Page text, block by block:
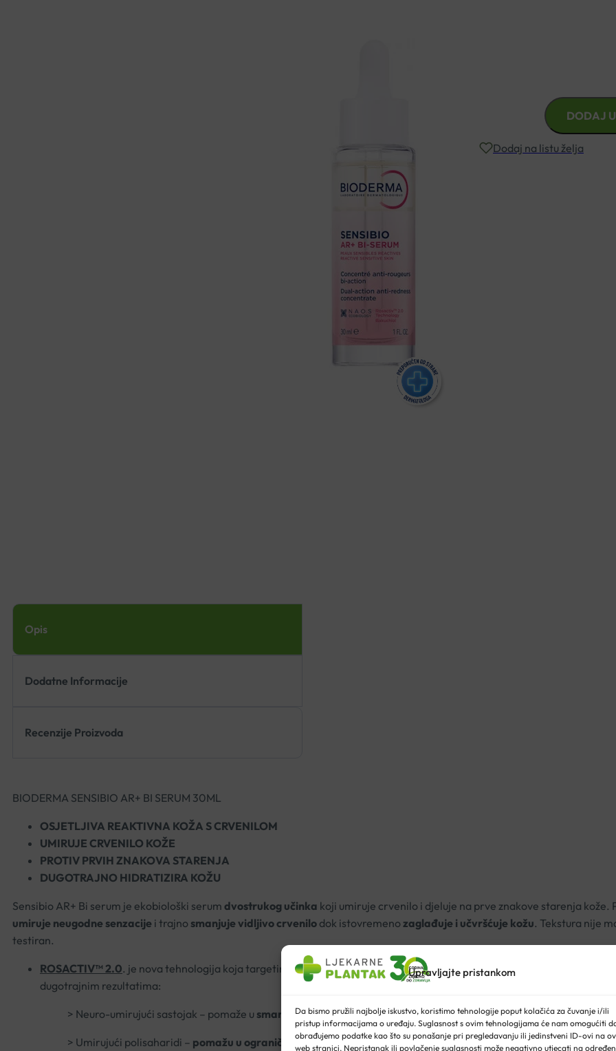
Upravljajte pristankom
Da bismo pružili najbolje iskustvo, koristimo tehnologije poput kolačića za čuvanje i/ili
pristup informacijama o uređaju. Suglasnost s ovim tehnologijama će nam omogućiti
obrađujemo podatke kao što su ponašanje pri pregledavanju ili jedinstveni ID-ovi na
web stranici. Nepristanak ili povlačenje suglasnosti može negativno utjecati na
Dvostruko djelujući serum
Kliničke studije su pokazale
smanjuje crvenilo,
AR+
DODAJ
Dodaj na listu želja
Opis
Dodatne Informacije
Recenzije Proizvoda
BIODERMA SENSIBIO AR+ BI SERUM 30ML
OSJETLJIVA REAKTIVNA KOŽA S CRVENILOM
UMIRUJE CRVENILO KOŽE
PROTIV PRVIH ZNAKOVA STARENJA
DUGOTRAJNO HIDRATIZIRA KOŽU
Sensibio AR+ Bi serum je ekobiološki serum dvostrukog učinka koji umiruje crvenilo i djeluje na prve znakove starenja kože.
umiruje neugodne senzacije i trajno smanjuje vidljivo crvenilo dok istovremeno zaglađuje i učvršćuje kožu. Tekstura nije
testiran.
ROSACTIV™ 2.0. je nova tehnologija koja targetira izvore bioloških mehanizama uključenih u različite vrste crvenila i
dugotrajnim rezultatima:
> Neuro-umirujući sastojak – pomaže u smanjenju pretjeranog živčanog odgovora
> Umirujući polisaharidi – pomažu u ograničavanju abnormalne aktivacije prirodne obrane